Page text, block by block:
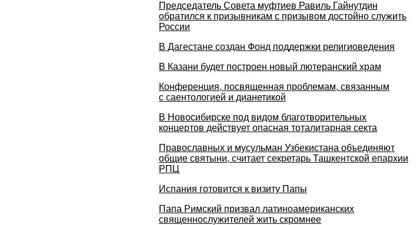
Председатель Совета муфтиев Равиль Гайнутдин
обратился к призывникам с призывом достойно служить
России
В Дагестане создан Фонд поддержки религиоведения
В Казани будет построен новый лютеранский храм
Конференция, посвященная проблемам, связанным
с саентологией и дианетикой
В Новосибирске под видом благотворительных
концертов действует опасная тоталитарная секта
Православных и мусульман Узбекистана объединяют
общие святыни, считает секретарь Ташкентской епархии
РПЦ
Испания готовится к визиту Папы
Папа Римский призвал латиноамериканских
священнослужителей жить скромнее